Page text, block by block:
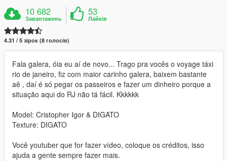
10 682
Завантажень
53
Лайків
4.31 / 5 зірок (8 голосів)
Fala galera, óia eu aí de novo... Trago pra vocês o voyage táxi
rio de janeiro, fiz com maior carinho galera, baixem bastante
aê , daí é só pegar os passeiros e fazer um dinheiro porque a
situação aqui do RJ não tá fácil. Kkkkkk
Model: Cristopher Igor & DIGATO
Texture: DIGATO
Você youtuber que for fazer vídeo, coloque os créditos, isso
ajuda a gente sempre fazer mais.